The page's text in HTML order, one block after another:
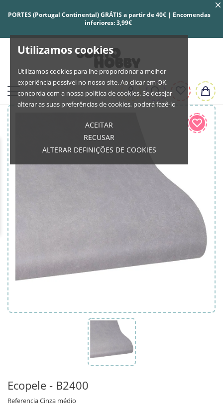
Utilizamos cookies
Utilizamos cookies para lhe proporcionar a melhor
experiência possível no nosso site. Ao clicar em OK,
concorda com a nossa política de cookies. Se desejar
alterar as suas preferências de cookies, poderá fazê-lo
ACEITAR
RECUSAR
ALTERAR DEFINIÇÕES DE COOKIES
PORTES (Portugal Continental) GRÁTIS a partir de 40€ | Encomendas
inferiores: 3,99€
Ecopele - B2400
ReferenciaCinza médio